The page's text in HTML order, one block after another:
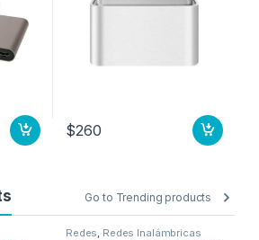
$260
Go to Trending products
Redes, Redes Inalámbricas